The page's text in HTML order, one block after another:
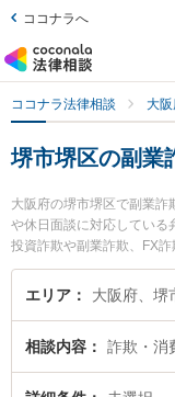
ココナラへ
ココナラ法律相談 大
堺市堺区の副業
大阪府の堺市堺区で副業詐
や休日面談に対応している
投資詐欺や副業詐欺、FX
す。特に堺中央法律事務所
宗久弁護士、堺駅前法律
績豊富な近くの弁護士を
きる堺市堺区内の弁護士
すめです。
エリア 大阪府、堺
相談内容 詐欺・消